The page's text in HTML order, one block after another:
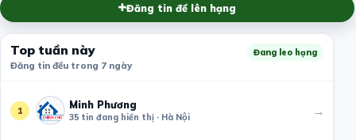
Đăng tin để lên hạng
Top tuần này
Đăng tin đều trong 7 ngày
Đang leo hạng
1 Minh Phương
35 tin đang hiển thị · Hà Nội →